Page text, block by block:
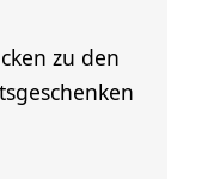
zu den